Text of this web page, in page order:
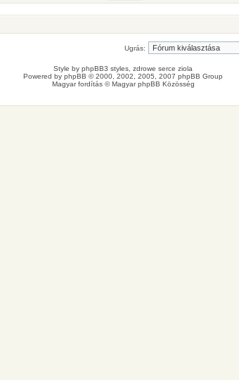
Ugrás:
Style by phpBB3 styles , zdrowe serce ziola
Powered by phpBB © 2000, 2002, 2005, 2007 phpBB Group
Magyar fordítás ©Magyar phpBB Közösség